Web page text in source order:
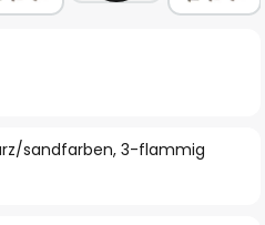
sandfarben, 3-flammig